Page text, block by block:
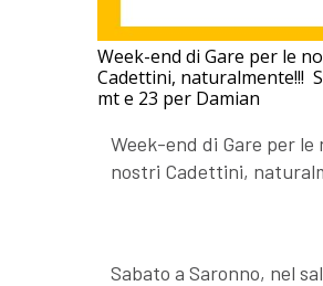
Week-end di Gare per le
Cadettini, naturalmente!!!
mt e 23 per Damian
Week-end di Gare per
nostri Cadettini,
Sabato a Saronno, nel